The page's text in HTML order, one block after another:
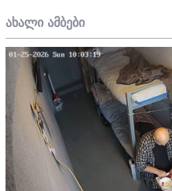
ახალი ამბები